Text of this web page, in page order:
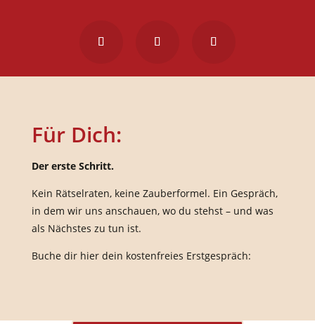
Für Dich:
Der ers­te Schritt.
Kein Rät­sel­ra­ten, kei­ne Zau­ber­for­mel. Ein Gespräch,
in dem wir uns anschau­en, wo du stehst – und was
als Nächs­tes zu tun ist.
Buche dir hier dein kos­ten­frei­es Erstgespräch: